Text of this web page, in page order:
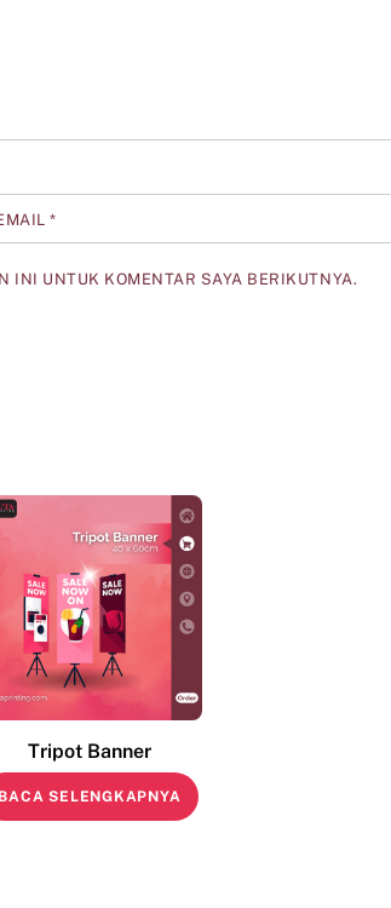
*
INI UNTUK KOMENTAR SAYA BERIKUTNYA.
Tripot Banner
BACA SELENGKAPNYA